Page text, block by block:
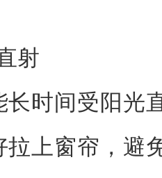
射
长时间受阳光
拉上窗帘，避